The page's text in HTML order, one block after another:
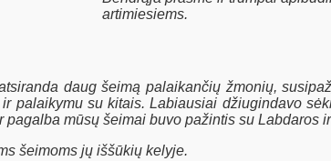
artimiesiems.
daug šeimą palaikančių žmonių,
palaikymu su kitais. Labiausiai džiugindavo
mūsų šeimai buvo pažintis su Labdaros
šeimoms jų iššūkių kelyje.